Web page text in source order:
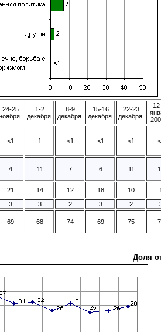
24-25
1-2
декабря
8-9
декабря
15-16
декабря
22-23
декабря
<1 1 <1 <1 <1
4 11 7 6 11
21 14 12 18 10
3 3 2 3 2
69 68 74 69 75
Доля